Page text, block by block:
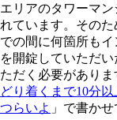
エリアのタワーマ
れています。その
での間に何箇所も
を開錠していただ
ただく必要があり
どり着くまで10分
つらいよ 」で書か